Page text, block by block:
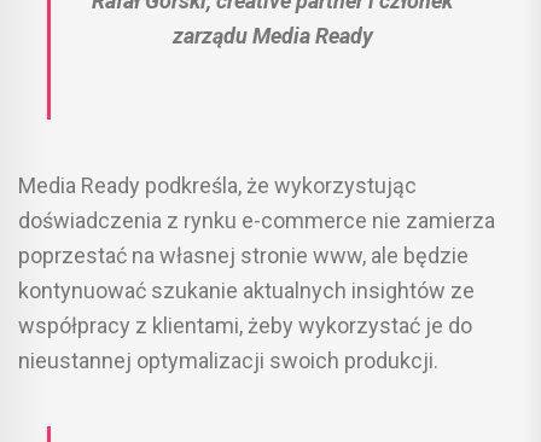
zarządu Media Ready
Media Ready podkreśla, że wykorzystując
doświadczenia z rynku e-commerce nie zamierza
poprzestać na własnej stronie www, ale będzie
kontynuować szukanie aktualnych insightów ze
współpracy z klientami, żeby wykorzystać je do
nieustannej optymalizacji swoich produkcji.